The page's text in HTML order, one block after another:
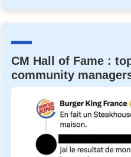
CM Hall of Fame :
community